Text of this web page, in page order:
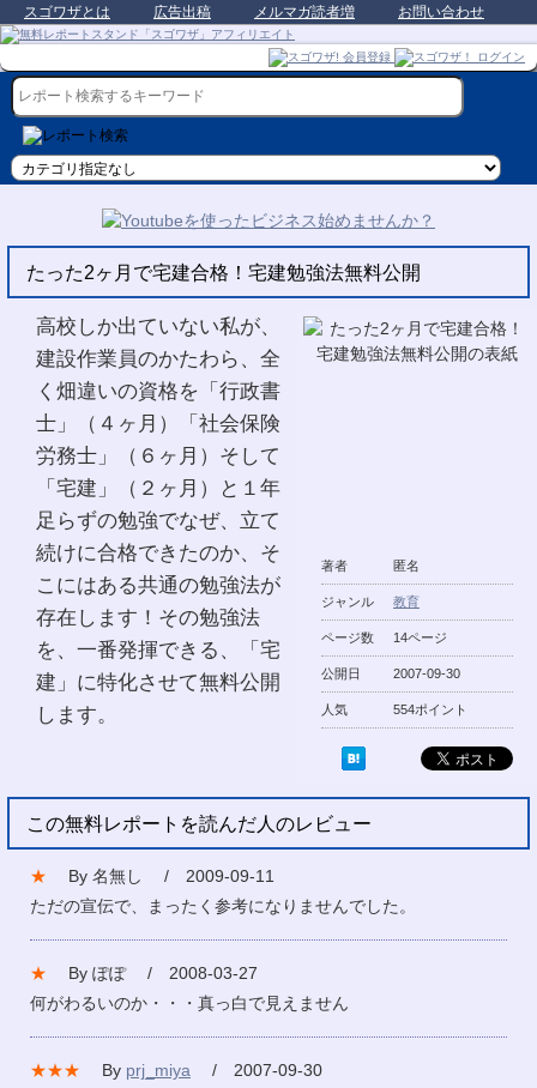
スゴワザとは 広告出稿 メルマガ読者増 お問い合わせ
たった2ヶ月で宅建合格！宅建勉強法無料公開
著者 匿名
ジャンル 教育
ページ数 14ページ
公開日 2007-09-30
人気 554ポイント
高校しか出ていない私が、
建設作業員のかたわら、全
く畑違いの資格を「行政書
士」（４ヶ月）「社会保険
労務士」（６ヶ月）そして
「宅建」（２ヶ月）と１年
足らずの勉強でなぜ、立て
続けに合格できたのか、そ
こにはある共通の勉強法が
存在します！その勉強法
を、一番発揮できる、「宅
建」に特化させて無料公開
します。
この無料レポートを読んだ人のレビュー
★
By 名無し / 2009-09-11
ただの宣伝で、まったく参考になりませんでした。
★
By ぽぽ / 2008-03-27
何がわるいのか・・・真っ白で見えません
★★★ By prj_miya
/ 2007-09-30